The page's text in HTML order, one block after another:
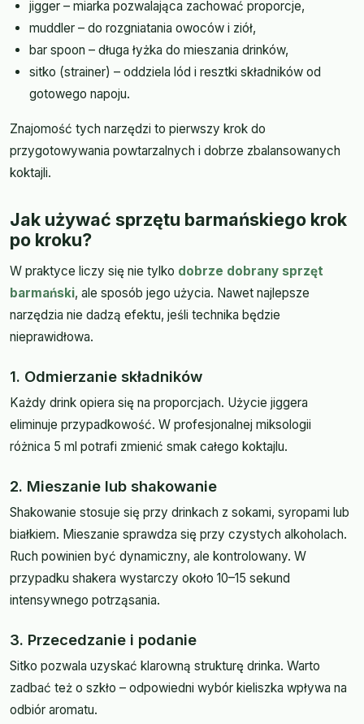
jigger – miarka pozwalająca zachować proporcje,
muddler – do rozgniatania owoców i ziół,
bar spoon – długa łyżka do mieszania drinków,
sitko (strainer) – oddziela lód i resztki składników od
gotowego napoju.
Znajomość tych narzędzi to pierwszy krok do
przygotowywania powtarzalnych i dobrze zbalansowanych
koktajli.
Jak używać sprzętu barmańskiego krok
po kroku?
W praktyce liczy się nie tylko dobrze dobrany sprzęt
barmański, ale sposób jego użycia. Nawet najlepsze
narzędzia nie dadzą efektu, jeśli technika będzie
nieprawidłowa.
1. Odmierzanie składników
Każdy drink opiera się na proporcjach. Użycie jiggera
eliminuje przypadkowość. W profesjonalnej miksologii
różnica 5 ml potrafi zmienić smak całego koktajlu.
2. Mieszanie lub shakowanie
Shakowanie stosuje się przy drinkach z sokami, syropami lub
białkiem. Mieszanie sprawdza się przy czystych alkoholach.
Ruch powinien być dynamiczny, ale kontrolowany. W
przypadku shakera wystarczy około 10–15 sekund
intensywnego potrząsania.
3. Przecedzanie i podanie
Sitko pozwala uzyskać klarowną strukturę drinka. Warto
zadbać też o szkło – odpowiedni wybór kieliszka wpływa na
odbiór aromatu.